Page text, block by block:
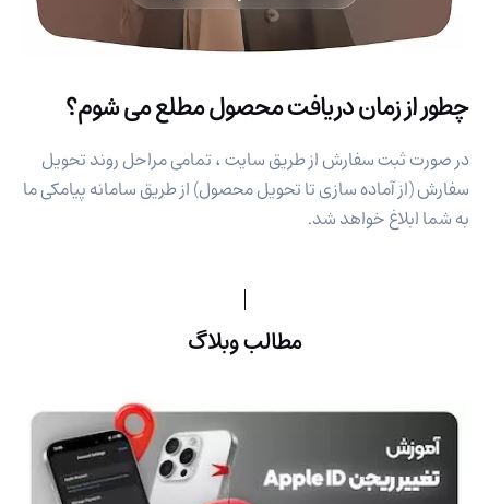
چطور از زمان دریافت محصول مطلع می شوم؟
در صورت ثبت سفارش از طریق سایت ، تمامی مراحل روند تحویل
سفارش (از آماده سازی تا تحویل محصول) از طریق سامانه پیامکی ما
به شما ابلاغ خواهد شد.
مطالب وبلاگ